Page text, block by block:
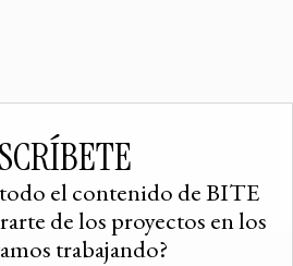
el contenido de BITE
de los proyectos en los
trabajando?